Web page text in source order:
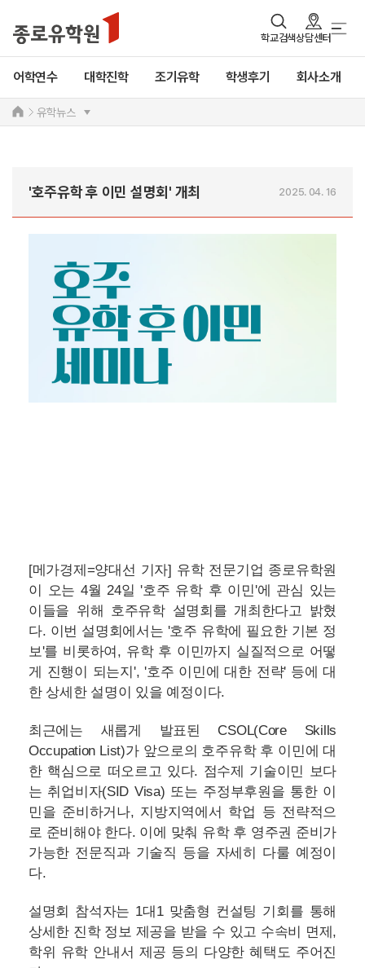
학교검색상담센터
어학연수 대학진학 조기유학 학생후기 회사소개
유학뉴스
'호주유학 후 이민 설명회' 개최 2025. 04. 16
[메가경제=양대선 기자]
이 오는 4월 24일 '호주 유학 후 이민'에 관심 있는
이들을 위해 호주유학 설명회를 개최한다고 밝혔
다. 이번 설명회에서는 '호주 유학에 필요한 기본 정
보'를 비롯하여, 유학 후 이민까지 실질적으로 어떻
게 진행이 되는지', '호주 이민에 대한 전략' 등에 대
한 상세한 설명이 있을 예정이다.
가능한 전문직과 기술직 등을 자세히 다룰 예정이
다.
설명회 참석자는 1대1 맞춤형 컨설팅 기회를 통해
상세한 진학 정보 제공을 받을 수 있고 수속비 면제,
학위 유학 안내서 제공 등의 다양한 혜택도 주어진
다.
설명회는 사전 예약제로 운영되며, 종로유학원 홈
페이지를 통해 신청할 수 있다.
▲ 이전글‘어학연수 & 인턴십 설명회’ 개최
▼ 다음글 ‘미국 시카고 기숙사 관리형 유학 설명회’ 개최
목록으로 가기